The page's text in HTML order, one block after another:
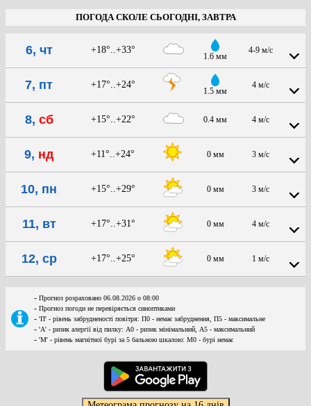
ПОГОДА СКОЛЕ СЬОГОДНІ, ЗАВТРА
6, чт +18°..+33°
1.6 мм
4-9 м/с
7, пт +17°..+24°
1.5 мм
4 м/с
8, сб +15°..+22° 0.4 мм 4 м/с
9, нд +11°..+24° 0 мм 3 м/с
10, пн +15°..+29° 0 мм 3 м/с
11, вт +17°..+31° 0 мм 4 м/с
12, ср +17°..+25° 0 мм 1 м/с
- Прогноз розраховано 06.08.2026 о 08:00
- Прогноз погоди не перевіряється синоптиками
- 'П' - рівень забрудненості повітря: П0 - немає забруднення, П5 - максимальне
- 'А' - ризик алергії від пилку: А0 - ризик мінімальний, А5 - максимальний
- 'М' - рівень магнітної бурі за 5 бальною шкалою: M0 - бурі немає